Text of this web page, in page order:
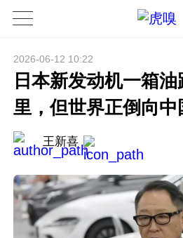
2026-06-12 10:22
日本新发动机一箱
里，但世界正倒向中
王新喜